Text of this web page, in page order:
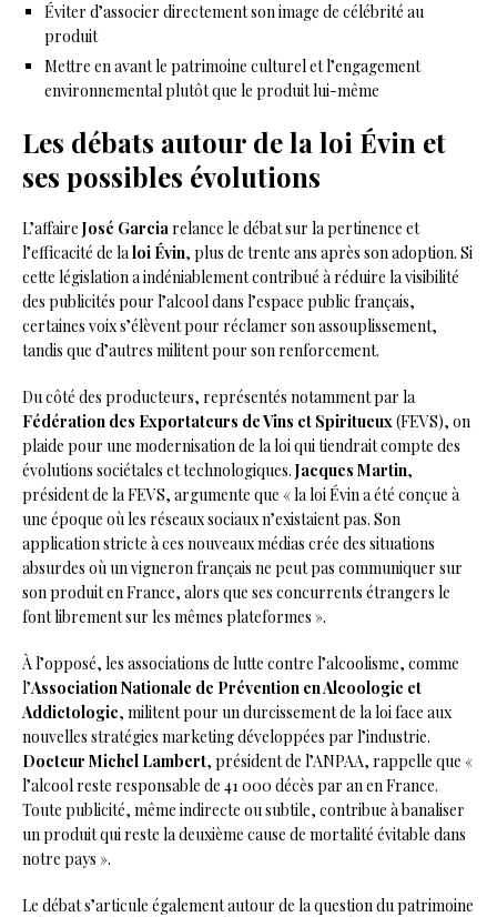
Éviter d’associer directement son image de célébrité au
produit
Mettre en avant le patrimoine culturel et l’engagement
environnemental plutôt que le produit lui-même
Les débats autour de la loi Évin et
ses possibles évolutions
L’affaire José Garcia relance le débat sur la pertinence et
l’efficacité de la loi Évin, plus de trente ans après son adoption. Si
cette législation a indéniablement contribué à réduire la visibilité
des publicités pour l’alcool dans l’espace public français,
certaines voix s’élèvent pour réclamer son assouplissement,
tandis que d’autres militent pour son renforcement.
Du côté des producteurs, représentés notamment par la
Fédération des Exportateurs de Vins et Spiritueux (FEVS), on
plaide pour une modernisation de la loi qui tiendrait compte des
évolutions sociétales et technologiques. Jacques Martin,
président de la FEVS, argumente que « la loi Évin a été conçue à
une époque où les réseaux sociaux n’existaient pas. Son
application stricte à ces nouveaux médias crée des situations
absurdes où un vigneron français ne peut pas communiquer sur
son produit en France, alors que ses concurrents étrangers le
font librement sur les mêmes plateformes ».
À l’opposé, les associations de lutte contre l’alcoolisme, comme
l’Association Nationale de Prévention en Alcoologie et
Addictologie, militent pour un durcissement de la loi face aux
nouvelles stratégies marketing développées par l’industrie.
Docteur Michel Lambert, président de l’ANPAA, rappelle que «
l’alcool reste responsable de 41 000 décès par an en France.
Toute publicité, même indirecte ou subtile, contribue à banaliser
un produit qui reste la deuxième cause de mortalité évitable dans
notre pays ».
Le débat s’articule également autour de la question du patrimoine